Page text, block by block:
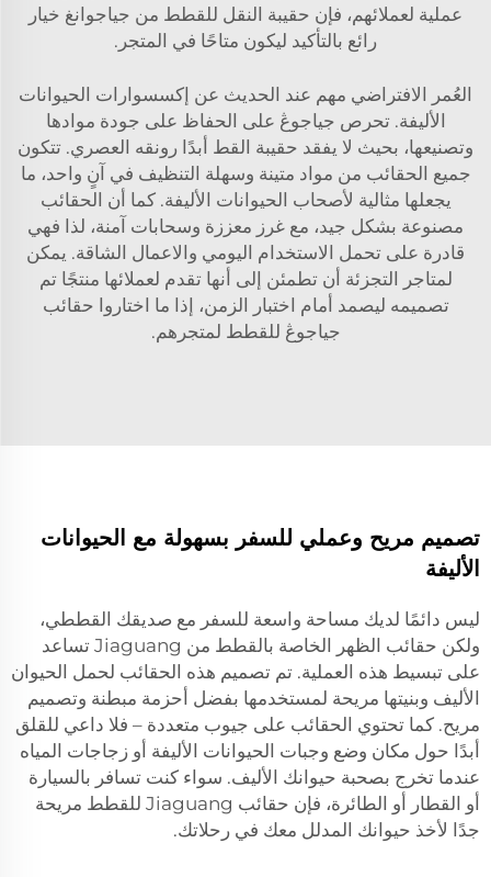
عملية لعملائهم، فإن حقيبة النقل للقطط من جياجوانغ خيار
رائع بالتأكيد ليكون متاحًا في المتجر.
العُمر الافتراضي مهم عند الحديث عن إكسسوارات الحيوانات
الأليفة. تحرص جياجوڠ على الحفاظ على جودة موادها
وتصنيعها، بحيث لا يفقد حقيبة القط أبدًا رونقه العصري. تتكون
جميع الحقائب من مواد متينة وسهلة التنظيف في آنٍ واحد، ما
يجعلها مثالية لأصحاب الحيوانات الأليفة. كما أن الحقائب
مصنوعة بشكل جيد، مع غرز معززة وسحابات آمنة، لذا فهي
قادرة على تحمل الاستخدام اليومي والاعمال الشاقة. يمكن
لمتاجر التجزئة أن تطمئن إلى أنها تقدم لعملائها منتجًا تم
تصميمه ليصمد أمام اختبار الزمن، إذا ما اختاروا حقائب
جياجوڠ للقطط لمتجرهم.
تصميم مريح وعملي للسفر بسهولة مع الحيوانات
الأليفة
ليس دائمًا لديك مساحة واسعة للسفر مع صديقك القططي،
ولكن حقائب الظهر الخاصة بالقطط من Jiaguang تساعد
على تبسيط هذه العملية. تم تصميم هذه الحقائب لحمل الحيوان
الأليف وبنيتها مريحة لمستخدمها بفضل أحزمة مبطنة وتصميم
مريح. كما تحتوي الحقائب على جيوب متعددة – فلا داعي للقلق
أبدًا حول مكان وضع وجبات الحيوانات الأليفة أو زجاجات المياه
عندما تخرج بصحبة حيوانك الأليف. سواء كنت تسافر بالسيارة
أو القطار أو الطائرة، فإن حقائب Jiaguang للقطط مريحة
جدًا لأخذ حيوانك المدلل معك في رحلاتك.